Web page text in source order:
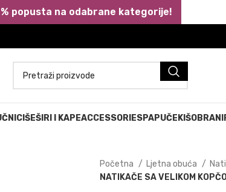
ŠEŠIRI I KAPEACCESSORIESPAPUČE KIŠOBRANI
Početna Ljetna obuća
NATIKAČE SA VELIKOM
popusta na odabrane kategorije!